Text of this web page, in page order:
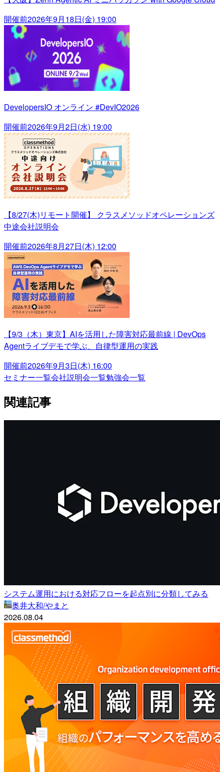
開催前2026年9月18日(金) 19:00
DevelopersIO オンライン #DevIO2026
開催前2026年9月2日(水) 19:00
【8/27(木)リモート開催】 クラスメソッドオペレーションズ
中途会社説明会
開催前2026年8月27日(木) 12:00
【9/3（木）東京】AIを活用した障害対応最前線 | DevOps
Agentライブデモで学ぶ、自律型運用の実践
開催前2026年9月3日(木) 16:00
セミナー一覧会社説明会一覧勉強会一覧
関連記事
システム運用における対応フローを起点別に分類してみる
奥井大和/やまと
2026.08.04